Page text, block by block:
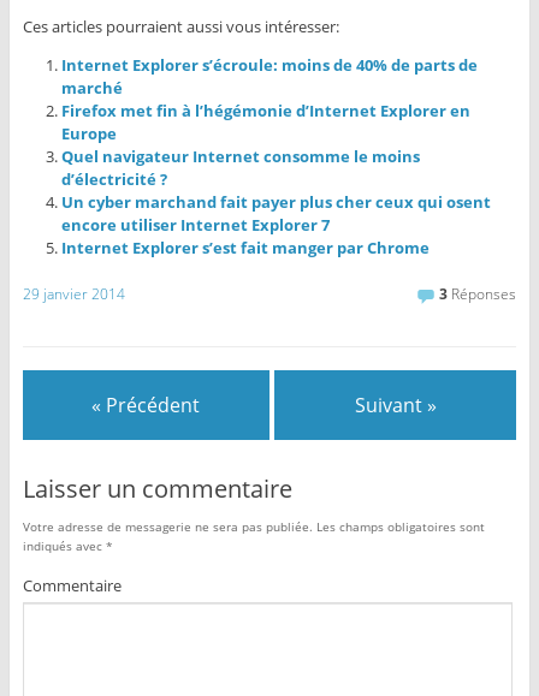
Ces articles pourraient aussi vous intéresser:
Internet Explorer s’écroule: moins de 40% de parts de
marché
Firefox met fin à l’hégémonie d’Internet Explorer en
Europe
Quel navigateur Internet consomme le moins
d’électricité ?
Un cyber marchand fait payer plus cher ceux qui osent
encore utiliser Internet Explorer 7
Internet Explorer s’est fait manger par Chrome
29 janvier 2014 3 Réponses
« Précédent Suivant »
Laisser un commentaire
Votre adresse de messagerie ne sera pas publiée. Les champs obligatoires sont
indiqués avec *
Commentaire